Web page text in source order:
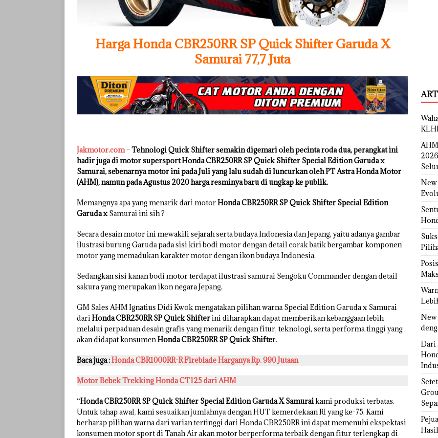
Harga Honda CBR250RR SP Quick Shifter Garuda X
Samurai 77,7 Juta
Jakmotor.com – Tehnologi Quick Shifter semakin digemari oleh pecinta roda dua, perangkat ini
hadir juga di motor supersport Honda CBR250RR SP Quick Shifter Special Edition Garuda x
Samurai, sebenarnya motor ini pada Juli yang lalu sudah di luncurkan oleh PT Astra Honda Motor
(AHM), namun pada Agustus 2020 harga resminya baru di ungkap ke publik.
Memangnya apa yang menarik dari motorHonda CBR250RR SP Quick Shifter Special Edition
Garuda x Samurai ini sih ?
Secara desain motor ini mewakili sejarah serta budaya Indonesia dan Jepang, yaitu adanya gambar
ilustrasi burung Garuda pada sisi kiri bodi motor dengan detail corak batik bergambar komponen
motor yang memadukan karakter motor dengan ikon budaya Indonesia.
Sedangkan sisi kanan bodi motor terdapat ilustrasi samurai Sengoku Commander dengan detail
sakura yang merupakan ikon negara Jepang.
GM Sales AHM Ignatius Didi Kwok mengatakan pilihan warna Special Edition Garuda x Samurai
dari Honda CBR250RR SP Quick Shifterini diharapkan dapat memberikan kebanggaan lebih
melalui perpaduan desain grafis yang menarik dengan fitur, teknologi, serta performa tinggi yang
akan didapat konsumenHonda CBR250RR SP Quick Shifter.
Baca juga :Honda CBR1000RR-R Fireblade Harganya Rp. 990 Jutaan
Motor Bebek Trekking Honda CT125 dari AHM
“Honda CBR250RR SP Quick Shifter Special Edition Garuda X Samuraikami produksi terbatas.
Untuk tahap awal, kami sesuaikan jumlahnya dengan HUT kemerdekaan RI yang ke-75. Kami
berharap pilihan warna dari varian tertinggi dari Honda CBR250RR ini dapat memenuhi ekspektasi
konsumen motor sport di Tanah Air akan motor berperforma terbaik dengan fitur terlengkap di
New
New
Dari